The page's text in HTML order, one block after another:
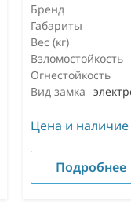
Бренд
Габариты
Вес (кг)
Взломостойкость
Огнестойкость
Вид замка
Цена и
Подробнее